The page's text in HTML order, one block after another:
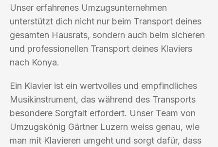
Unser erfahrenes Umzugsunternehmen
unterstützt dich nicht nur beim Transport deines
gesamten Hausrats, sondern auch beim sicheren
und professionellen Transport deines Klaviers
nach Konya.
Ein Klavier ist ein wertvolles und empfindliches
Musikinstrument, das während des Transports
besondere Sorgfalt erfordert. Unser Team von
Umzugskönig Gärtner Luzern weiss genau, wie
man mit Klavieren umgeht und sorgt dafür, dass